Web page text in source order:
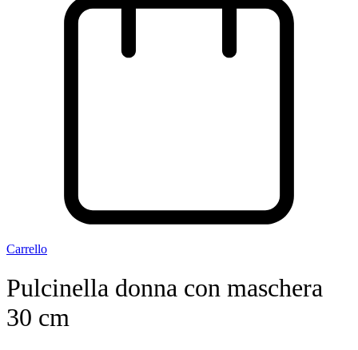
Carrello
Pulcinella donna con maschera
30 cm